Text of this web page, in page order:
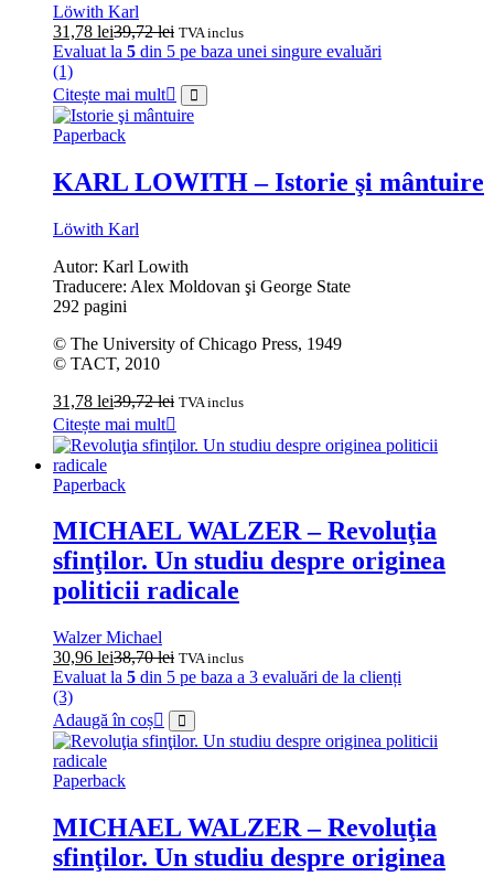
Löwith Karl
31,78 lei39,72lei TVA inclus
Evaluat la 5 din 5 pe baza unei singure evaluări
(1)
Citește mai mult
Paperback
KARL LOWITH – Istorie şi mântuire
Löwith Karl
Autor: Karl Lowith
Traducere: Alex Moldovan şi George State
292 pagini
© The University of Chicago Press, 1949
© TACT, 2010
31,78 lei39,72lei TVA inclus
Citește mai mult
Paperback
MICHAEL WALZER – Revoluţia
sfinţilor. Un studiu despre originea
politicii radicale
Walzer Michael
30,96 lei38,70lei TVA inclus
Evaluat la 5 din 5 pe baza a 3 evaluări de la clienți
(3)
Adaugă în coș
Paperback
MICHAEL WALZER – Revoluţia
sfinţilor. Un studiu despre originea